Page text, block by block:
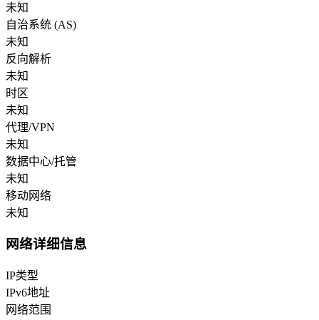
未知
自治系统 (AS)
未知
反向解析
未知
时区
未知
代理/VPN
未知
数据中心/托管
未知
移动网络
未知
网络详细信息
IP类型
IPv6地址
网络范围